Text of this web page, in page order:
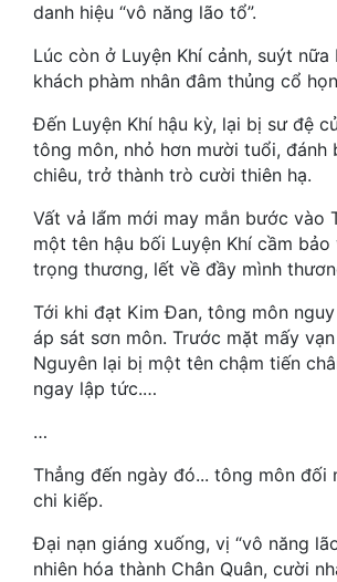
Góc Nhìn Nữ
Huyền Huyễn
Huyền Ảo
Hệ Thống
Học Đường
Khoa Huyễn
Khoa Huyễn Không Gian
Kỳ Huyễn
Kỳ Ảo
danh hiệu “vô năng lão tổ”.
Lúc còn ở Luyện Khí cảnh, suýt
khách phàm nhân đâm thủng cổ
Đến Luyện Khí hậu kỳ, lại bị sư đệ
tông môn, nhỏ hơn mười tuổi, đánh
chiêu, trở thành trò cười thiên hạ.
Vất vả lắ́m mới may mắn bước vào
một tên hậu bối Luyện Khí cầm
trọng thương, lết về đầy mình
Tới khi đạt Kim Đan, tông môn
áp sát sơn môn. Trước mặt mấy
Nguyên lại bị một tên chậm tiến
ngay lập tức.…
…
Thẳng đến ngày đó... tông môn đối
chi kiếp.
Đại nạn giáng xuống, vị “vô năng
nhiên hóa thành Chân Quân, cười